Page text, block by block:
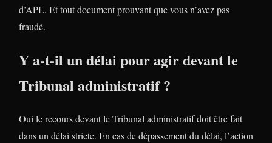
d’APL. Et tout document prouvant que vous n’avez pas
fraudé.
Y a-t-il un délai pour agir devant le
Tribunal administratif ?
Oui le recours devant le Tribunal administratif doit être fait
dans un délai stricte. En cas de dépassement du délai, l’action